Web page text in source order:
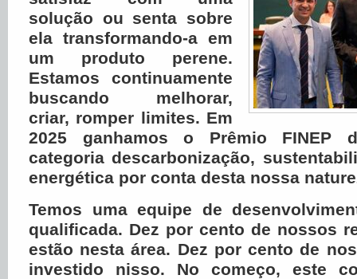
solução ou senta sobre
ela transformando-a em
um produto perene.
Estamos continuamente
buscando melhorar,
criar, romper limites. Em
2025 ganhamos o Prêmio FINEP
categoria descarbonização,
energética por conta desta nossa
Temos uma equipe de
qualificada. Dez por cento de nossos
estão nesta área. Dez por cento de
investido nisso. No começo, este